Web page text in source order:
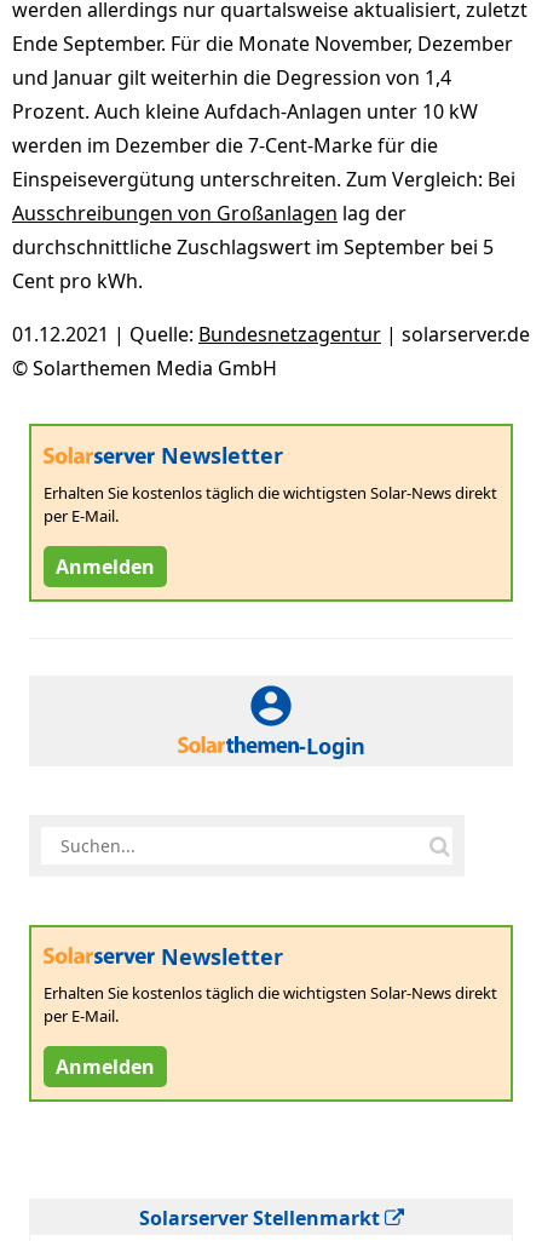
werden allerdings nur quartalsweise aktualisiert, zuletzt
Ende September. Für die Monate November, Dezember
und Januar gilt weiterhin die Degression von 1,4
Prozent. Auch kleine Aufdach-Anlagen unter 10 kW
werden im Dezember die 7-Cent-Marke für die
Einspeisevergütung unterschreiten. Zum Vergleich: Bei
Ausschreibungen von Großanlagen lag der
durchschnittliche Zuschlagswert im September bei 5
Cent pro kWh.
01.12.2021 | Quelle: Bundesnetzagentur | solarserver.de
© Solarthemen Media GmbH
Newsletter
Erhalten Sie kostenlos täglich die wichtigsten Solar-News direkt
per E-Mail.
Anmelden
-Login
Newsletter
Erhalten Sie kostenlos täglich die wichtigsten Solar-News direkt
per E-Mail.
Anmelden
Solarserver Stellenmarkt